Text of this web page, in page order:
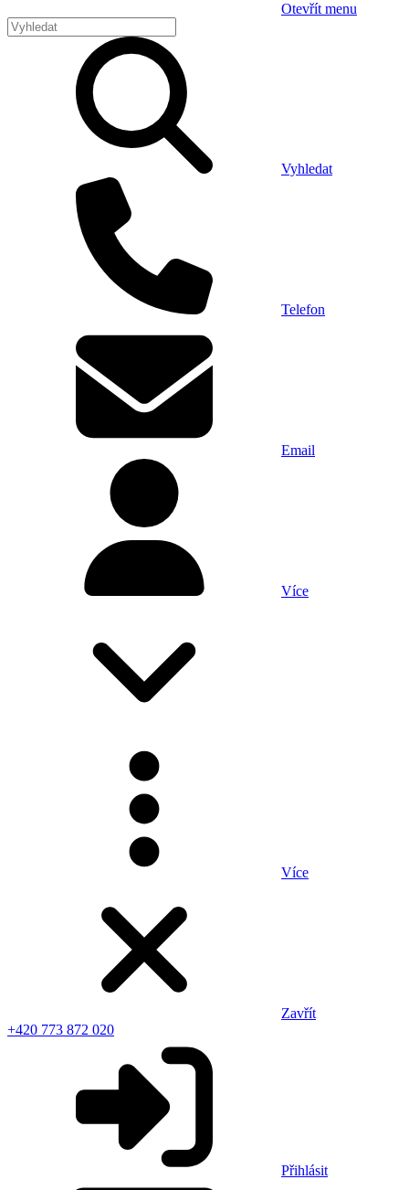
Otevřít menu
Vyhledat
Telefon
Email
Více
Více
Zavřít
+420 773 872 020
Přihlásit